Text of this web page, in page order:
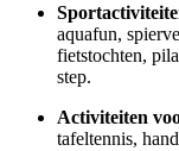
aquafun,
fietstochten,
step.
Activiteiten
tafeltennis,